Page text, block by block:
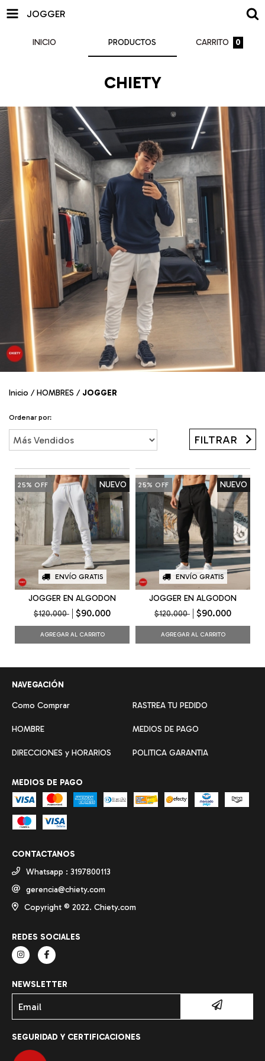
JOGGER
INICIO PRODUCTOS CARRITO 0
CHIETY
Inicio / HOMBRES / JOGGER
Ordenar por:
FILTRAR
25% OFF
ENVÍO GRATIS
NUEVO
JOGGER EN ALGODON
$120.000
$90.000
AGREGAR AL CARRITO
25% OFF
ENVÍO GRATIS
NUEVO
JOGGER EN ALGODON
$120.000
$90.000
AGREGAR AL CARRITO
NAVEGACIÓN
Como Comprar RASTREA TU PEDIDO
HOMBRE MEDIOS DE PAGO
DIRECCIONES y HORARIOS POLITICA GARANTIA
MEDIOS DE PAGO
CONTACTANOS
Whatsapp : 3197800113
gerencia@chiety.com
Copyright ©️ 2022. Chiety.com
REDES SOCIALES
NEWSLETTER
SEGURIDAD Y CERTIFICACIONES